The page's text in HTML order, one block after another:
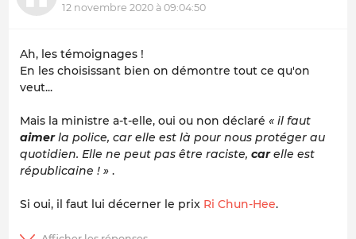
12 novembre 2020 à 09:04:50
Ah, les témoignages !
En les choisissant bien on démontre tout ce qu'on
veut...
Mais la ministre a-t-elle, oui ou non déclaré « il faut
aimerla police, car elle est là pour nous protéger au
quotidien. Elle ne peut pas être raciste, carelle est
républicaine ! » .
Si oui, il faut lui décerner le prix Ri Chun-Hee.